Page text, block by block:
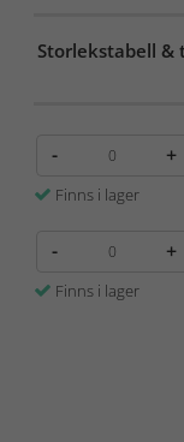
Storlekstabell &
- +
Finns i lager
- +
Finns i lager